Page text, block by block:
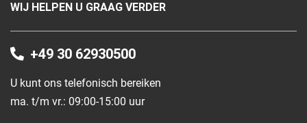
WIJ HELPEN U GRAAG VERDER
+49 30 62930500
U kunt ons telefonisch bereiken
ma. t/m vr.: 09:00-15:00 uur